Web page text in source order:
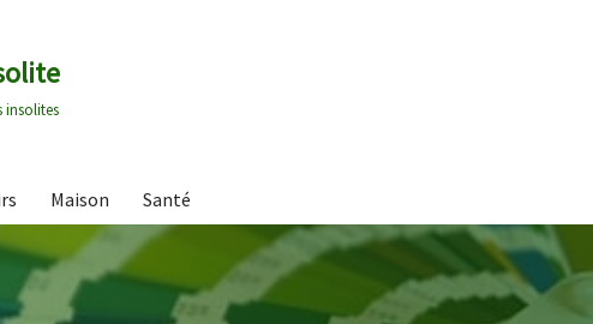
insolites
Maison Santé